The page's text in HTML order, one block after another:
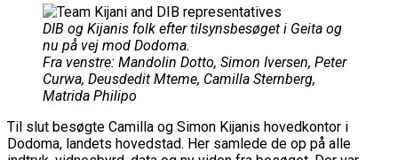
DIB og Kijanis folk efter tilsynsbesøget i Geita og
nu på vej mod Dodoma.
Fra venstre: Mandolin Dotto, Simon Iversen, Peter
Curwa, Deusdedit Mteme, Camilla Sternberg,
Matrida Philipo
Til slut besøgte Camilla og Simon Kijanis hovedkontor i
Dodoma, landets hovedstad. Her samlede de op på alle